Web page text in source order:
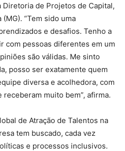
Diretoria de Projetos de Capital,
“Tem sido uma
e desafios. Tenho a
com pessoas diferentes em um
são válidas. Me sinto
posso ser exatamente quem
diversa e acolhedora, com
muito bem”, afirma.
de Atração de Talentos na
tem buscado, cada vez
e processos inclusivos.